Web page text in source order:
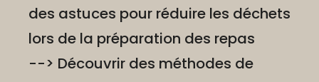
des astuces pour réduire les déchets
lors de la préparation des repas
--> Découvrir des méthodes de